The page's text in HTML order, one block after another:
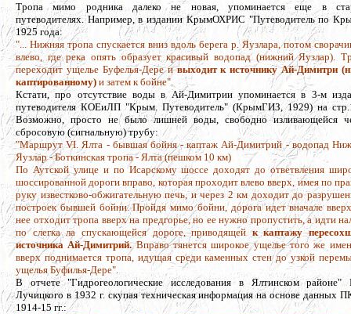
Тропа мимо родника далеко не новая, упоминается еще в
путеводителях. Например, в издании КрымОХРИС "Путеводитель по
1925 года:
"... Нижняя тропа спускается вниз вдоль берега р. Яузлара, потом
влево, где река опять образует красивый водопад (нижний Яузлар).
переходит ущелье Буфелья-Дере ивыходит к источнику Ай-Димитри
каптированному) и затем к бойне".
Кстати, про отсутствие воды в Ай-Димитрии упоминается в 3-м
путеводителя КОЕиЛП "Крым. Путеводитель" (КрымГИЗ, 1929) на
Возможно, просто не было лишней воды, свободно изливающейся
сбросовую (сигнальную) трубу:
"Маршрут VI. Ялта - бывшая бойня - каптаж Ай-Димитрий - водопад
Яузлар - Боткинская тропа - Ялта (пешком 10 км)
По Аутской улице и по Исарскому шоссе доходят до ответвления
шоссированной дороги вправо, которая проходит влево вверх, имея по
руку известково-обжигательную печь, и через 2 км доходит до
построек бывшей бойни. Пройдя мимо бойни, дорога идет вначале
нее отходит тропа вверх на предгорье, но ее нужно пропустить, а идти
по слегка ла спускающейся дороге, приводящейк каптажу
источника Ай-Димитрий.Вправо тянется широкое ущелье того же
вверх поднимается тропа, идущая среди каменных стен до узкой
ущелья Буфилья-Дере".
В отчете "Гидрогеологические исследования в Ялтинском районе"
Лучицкого в 1932 г. скупая техническая информация на основе данных
1914-15 гг.: